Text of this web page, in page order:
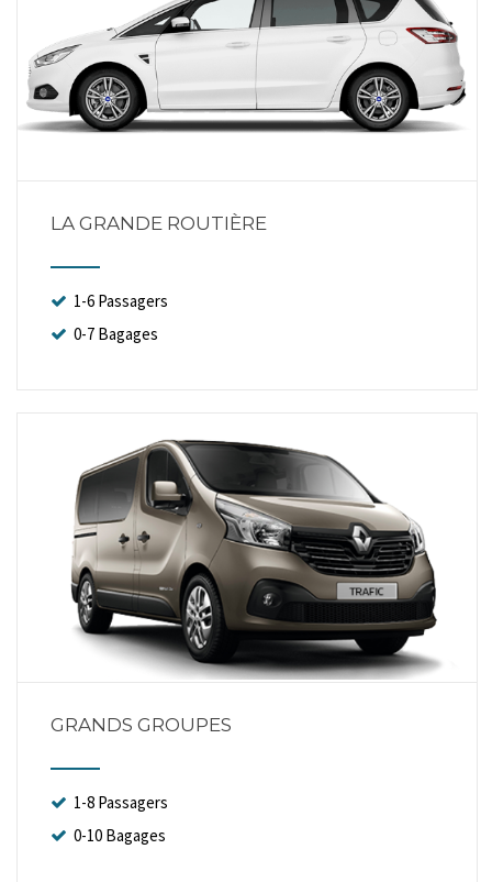
LA GRANDE ROUTIÈRE
1-6 Passagers
0-7 Bagages
GRANDS GROUPES
1-8 Passagers
0-10 Bagages